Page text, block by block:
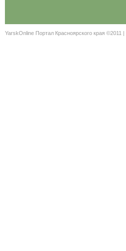
YarskOnline Портал Красноярского края ©2011 |